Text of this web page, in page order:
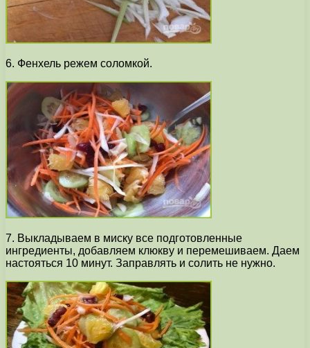
6. Фенхель режем соломкой.
7. Выкладываем в миску все подготовленные
ингредиенты, добавляем клюкву и перемешиваем. Даем
настояться 10 минут. Заправлять и солить не нужно.